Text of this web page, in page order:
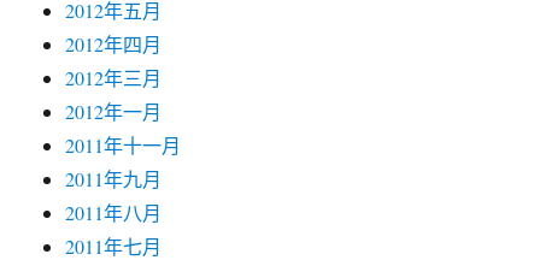
2012年五月
2012年四月
2012年三月
2012年一月
2011年十一月
2011年九月
2011年八月
2011年七月